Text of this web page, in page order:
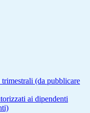
trimestrali (da pubblicare
ai dipendenti